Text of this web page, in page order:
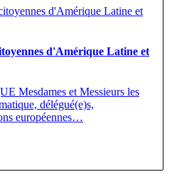
d'Amérique Latine et
Mesdames et Messieurs les
délégué(e)s,
européennes…